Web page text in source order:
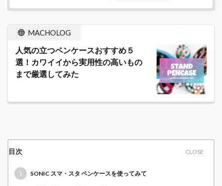
MACHOLOG
人気の立つペンケースおすすめ５
選！カワイイから実用性の高いもの
まで厳選してみた
目次
1 SONIC スマ・スタ ペンケースを使ってみて